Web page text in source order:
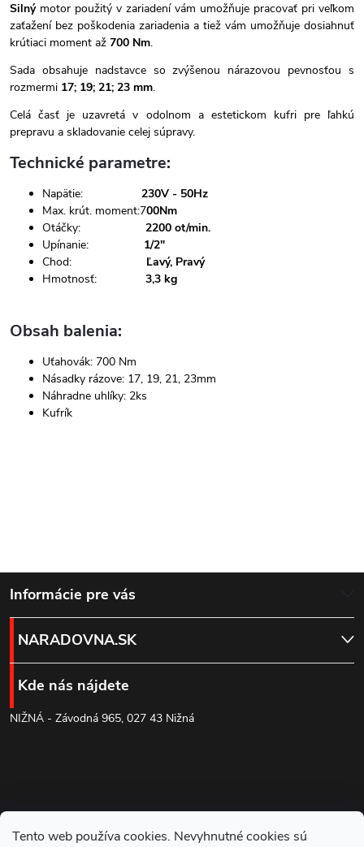
Tento web používa cookies. Nevyhnutné cookies sú
Silnýmotor použitý v zariadení vám umožňuje pracovať pri veľkom
zaťažení bez poškodenia zariadenia a tiež vám umožňuje dosiahnuť
krútiaci moment až 700 Nm.
Sada obsahuje nadstavce so zvýšenou nárazovou pevnosťou s
rozmermi 17; 19; 21; 23 mm.
Celá časť je uzavretá v odolnom a estetickom kufri pre ľahkú
prepravu a skladovanie celej súpravy.
Technické parametre:
Napätie: 230V - 50Hz
Max. krút. moment:700Nm
Otáčky: 2200 ot/min.
Upínanie: 1/2"
Chod: Ľavý, Pravý
Hmotnosť: 3,3 kg
Obsah balenia:
Uťahovák: 700 Nm
Násadky rázove: 17, 19, 21, 23mm
Náhradne uhlíky: 2ks
Kufrík
Z
á
p
ä
e
Informácie pre vás
NARADOVNA.SK
Kde nás nájdete
NIŽNÁ - Závodná 965, 027 43 Nižná